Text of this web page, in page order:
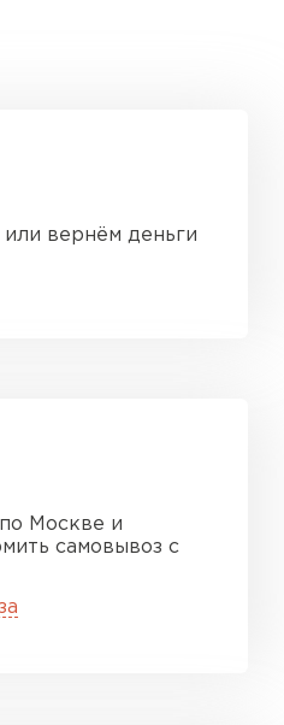
вернём деньги
Москве и
самовывоз с